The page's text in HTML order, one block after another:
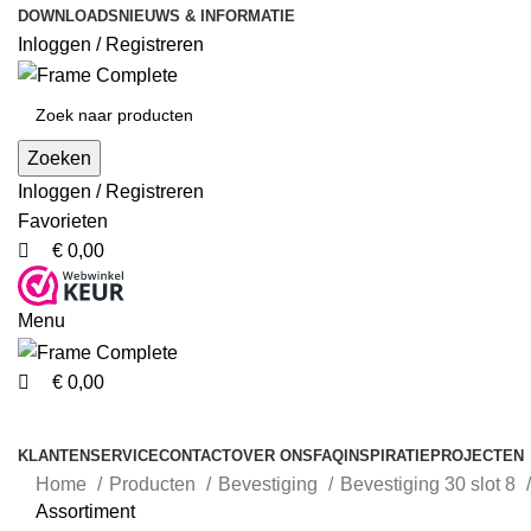
DOWNLOADS NIEUWS & INFORMATIE
Inloggen / Registreren
Zoeken
Inloggen / Registreren
Favorieten
€ 0,00
Menu
€ 0,00
KLANTENSERVICECONTACTOVER ONSFAQINSPIRATIEPROJECTEN
Home Producten Bevestiging Bevestiging 30 slot 8
Assortiment